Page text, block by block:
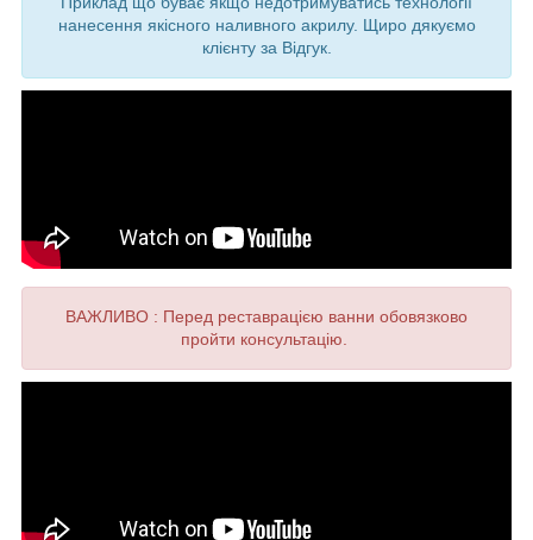
нанесення якісного наливного акрилу. Щиро дякуємо
клієнту за Відгук.
ВАЖЛИВО : Перед реставрацією ванни обовязково
пройти консультацію.